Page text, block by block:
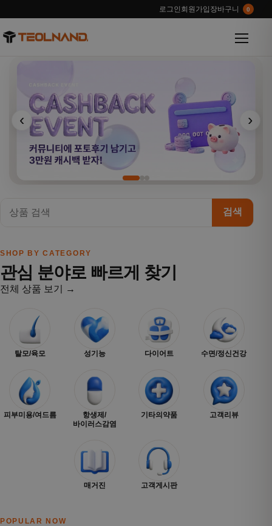
로그인 회원가입 장바구니 0
‹ ›
검색
SHOP BY CATEGORY
관심 분야로 빠르게 찾기
전체 상품 보기 →
탈모/육모 성기능 다이어트 수면/정신건강
피부미용/여드름
항생제/
바이러스감염
기타의약품 고객리뷰
매거진 고객게시판
POPULAR NOW